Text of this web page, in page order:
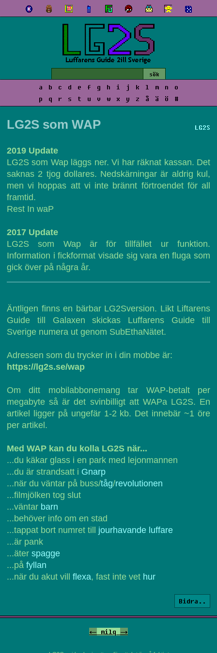
a b c d e f g h i j k l m n
o
p
q r s t u v w x y z å ä ö #
LG2S
LG2S som WAP
2019 Update
LG2S som Wap läggs ner. Vi har räknat kassan. Det
saknas 2 tjog dollares. Nedskärningar är aldrig kul,
men vi hoppas att vi inte brännt förtroendet för all
framtid.
Rest In waP
2017 Update
LG2S som Wap är för tillfället ur funktion.
Information i fickformat visade sig vara en fluga som
gick över på några år.
Äntligen finns en bärbar LG2Sversion. Likt Liftarens
Guide till Galaxen skickas Luffarens Guide till
Sverige numera ut genom SubEthaNätet.
Adressen som du trycker in i din mobbe är:
https://lg2s.se/wap
Om ditt mobilabbonemang tar WAP-betalt per
megabyte så är det svinbilligt att WAPa LG2S. En
artikel ligger på ungefär 1-2 kb. Det innebär ~1 öre
per artikel.
Med WAP kan du kolla LG2S när...
...du käkar glass i en park med lejonmannen
...du är strandsatt i Gnarp
...när du väntar på buss/tåg/revolutionen
...filmjölken tog slut
...väntar barn
...behöver info om en stad
...tappat bort numret till jourhavande luffare
...är pank
...äter spagge
...på fyllan
...när du akut vill flexa, fast inte vet hur
Bidra..
<- milq ->